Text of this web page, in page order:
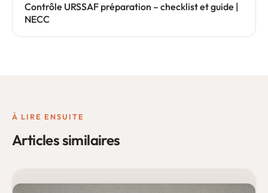
Contrôle URSSAF préparation – checklist et guide |
NECC
À LIRE ENSUITE
Articles similaires